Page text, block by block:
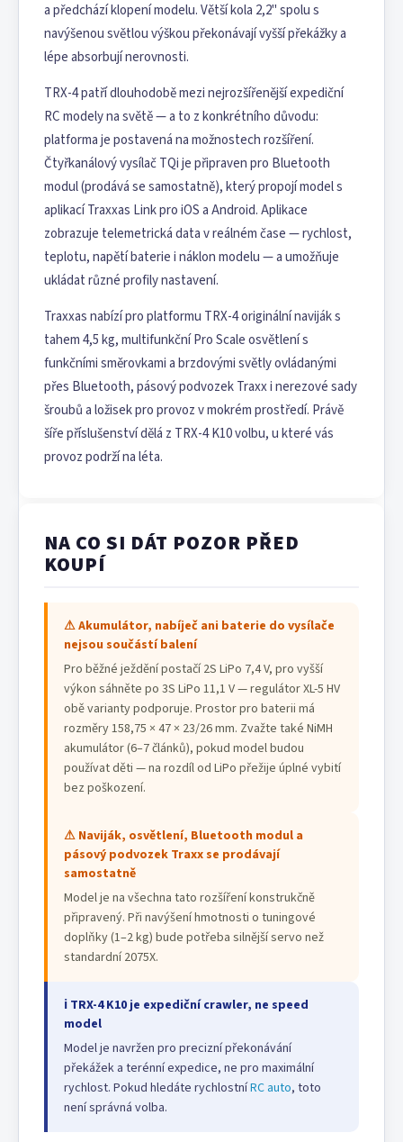
a předchází klopení modelu. Větší kola 2,2" spolu s
navýšenou světlou výškou překonávají vyšší překážky a
lépe absorbují nerovnosti.
TRX-4 patří dlouhodobě mezi nejrozšířenější expediční
RC modely na světě — a to z konkrétního důvodu:
platforma je postavená na možnostech rozšíření.
Čtyřkanálový vysílač TQi je připraven pro Bluetooth
modul (prodává se samostatně), který propojí model s
aplikací Traxxas Link pro iOS a Android. Aplikace
zobrazuje telemetrická data v reálném čase — rychlost,
teplotu, napětí baterie i náklon modelu — a umožňuje
ukládat různé profily nastavení.
Traxxas nabízí pro platformu TRX-4 originální naviják s
tahem 4,5 kg, multifunkční Pro Scale osvětlení s
funkčními směrovkami a brzdovými světly ovládanými
přes Bluetooth, pásový podvozek Traxx i nerezové sady
šroubů a ložisek pro provoz v mokrém prostředí. Právě
šíře příslušenství dělá z TRX-4 K10 volbu, u které vás
provoz podrží na léta.
NA CO SI DÁT POZOR PŘED
KOUPÍ
⚠ Akumulátor, nabíječ ani baterie do vysílače
nejsou součástí balení
Pro běžné ježdění postačí 2S LiPo 7,4 V, pro vyšší
výkon sáhněte po 3S LiPo 11,1 V — regulátor XL-5 HV
obě varianty podporuje. Prostor pro baterii má
rozměry 158,75 × 47 × 23/26 mm. Zvažte také NiMH
akumulátor (6–7 článků), pokud model budou
používat děti — na rozdíl od LiPo přežije úplné vybití
bez poškození.
⚠ Naviják, osvětlení, Bluetooth modul a
pásový podvozek Traxx se prodávají
samostatně
Model je na všechna tato rozšíření konstrukčně
připravený. Při navýšení hmotnosti o tuningové
doplňky (1–2 kg) bude potřeba silnější servo než
standardní 2075X.
ℹ TRX-4 K10 je expediční crawler, ne speed
model
Model je navržen pro precizní překonávání
překážek a terénní expedice, ne pro maximální
rychlost. Pokud hledáte rychlostníRC auto, toto
není správná volba.